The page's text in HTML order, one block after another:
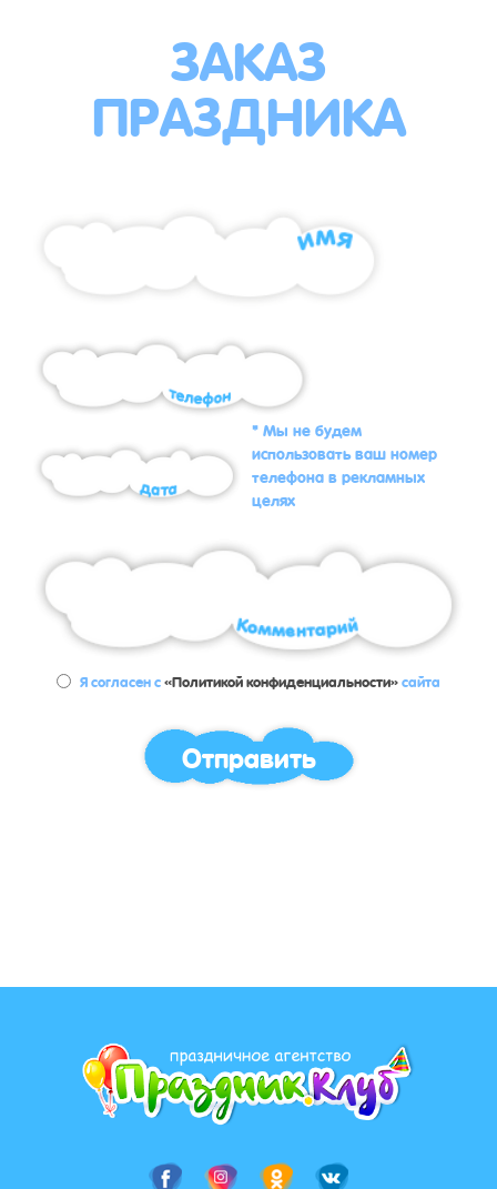
ЗАКАЗ
ПРАЗДНИКА
* Мы не будем
использовать ваш номер
телефона в рекламных
целях
Я согласен с«Политикой конфиденциальности»сайта
Отправить